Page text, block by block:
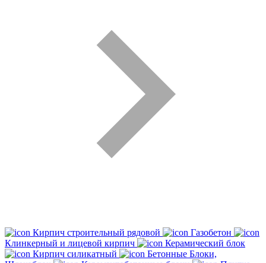
Кирпич строительный рядовой
Газобетон
Клинкерный и лицевой кирпич
Керамический блок
Кирпич силикатный
Бетонные Блоки,